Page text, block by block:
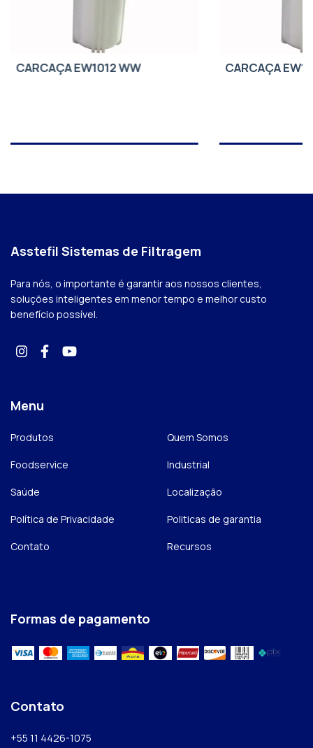
CARCAÇA EW1012 WW CARCAÇA
Asstefil Sistemas de Filtragem
Para nós, o importante é garantir aos nossos clientes,
soluções inteligentes em menor tempo e melhor custo
benefício possível.
Menu
Produtos Quem Somos
Foodservice Industrial
Saúde Localização
Política de Privacidade Politicas de garantia
Contato Recursos
Formas de pagamento
Contato
+55 11 4426-1075